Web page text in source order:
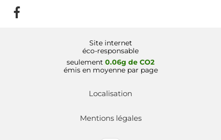
Site internet
éco-responsable
seulement 0.06g de CO2
émis en moyenne par page
Localisation
Mentions légales